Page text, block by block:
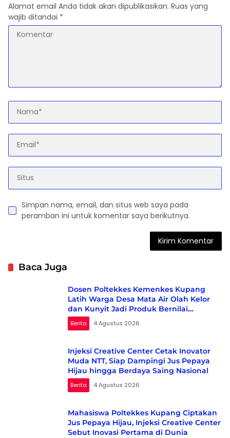
Alamat email Anda tidak akan dipublikasikan. Ruas yang
wajib ditandai *
Simpan nama, email, dan situs web saya pada
peramban ini untuk komentar saya berikutnya.
Baca Juga
Dosen Poltekkes Kemenkes Kupang
Latih Warga Desa Mata Air Olah Kelor
dan Kunyit Jadi Produk Bernilai
Ekonomi
Berita 4 Agustus 2026
Injeksi Creative Center Cetak Inovator
Muda NTT, Siap Dampingi Jus Pepaya
Hijau hingga Berdaya Saing Nasional
Berita 4 Agustus 2026
Mahasiswa Poltekkes Kupang Ciptakan
Jus Pepaya Hijau, Injeksi Creative Center
Sebut Inovasi Pertama di Dunia